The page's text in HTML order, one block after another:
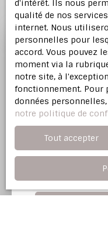
Profitez
offerte
Notre agence
évaluation
Adresse
d'intérêt. Ils nous
qualité de nos
internet. Nous
personnelles pour
accord. Vous pouvez
moment via la
notre site, à
fonctionnement. Pour
données
notre politique de
Tout accepter